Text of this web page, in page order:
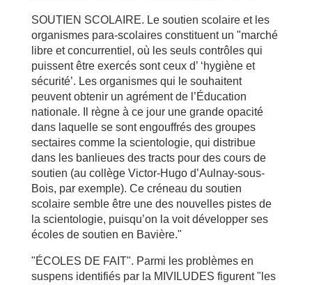
SOUTIEN SCOLAIRE. Le soutien scolaire et les
organismes para-scolaires constituent un "marché
libre et concurrentiel, où les seuls contrôles qui
puissent être exercés sont ceux d’ ‘hygiène et
sécurité’. Les organismes qui le souhaitent
peuvent obtenir un agrément de l’Éducation
nationale. Il règne à ce jour une grande opacité
dans laquelle se sont engouffrés des groupes
sectaires comme la scientologie, qui distribue
dans les banlieues des tracts pour des cours de
soutien (au collège Victor-Hugo d’Aulnay-sous-
Bois, par exemple). Ce créneau du soutien
scolaire semble être une des nouvelles pistes de
la scientologie, puisqu’on la voit développer ses
écoles de soutien en Bavière."
"ÉCOLES DE FAIT". Parmi les problèmes en
suspens identifiés par la MIVILUDES figurent "les